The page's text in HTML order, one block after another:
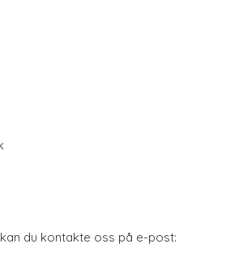
du kontakte oss på e-post: